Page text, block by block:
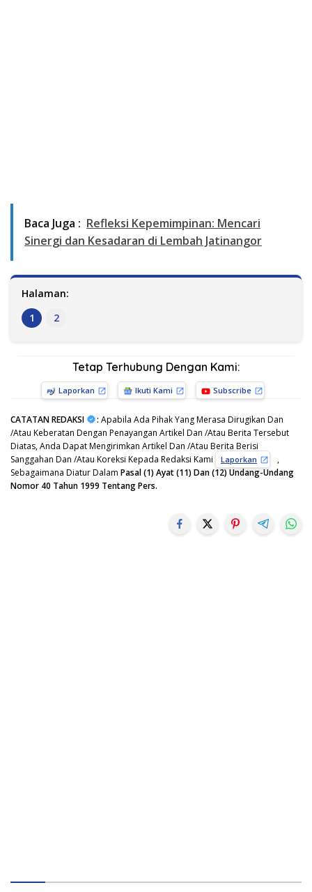
Baca Juga : Refleksi Kepemimpinan: Mencari
Sinergi dan Kesadaran di Lembah Jatinangor
Halaman:
1
2
Tetap Terhubung Dengan Kami:
Laporkan Ikuti Kami Subscribe
CATATAN REDAKSI : Apabila Ada Pihak Yang Merasa Dirugikan Dan
/Atau Keberatan Dengan Penayangan Artikel Dan /Atau Berita Tersebut
Diatas, Anda Dapat Mengirimkan Artikel Dan /Atau Berita Berisi
Sanggahan Dan /Atau Koreksi Kepada Redaksi Kami
Laporkan
,
Sebagaimana Diatur Dalam Pasal (1) Ayat (11) Dan (12) Undang-Undang
Nomor 40 Tahun 1999 Tentang Pers.